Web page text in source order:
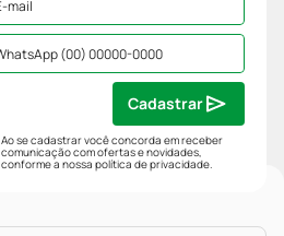
Ao se cadastrar você concorda em receber
comunicação com ofertas e novidades,
conforme a nossapolítica de privacidade.
Cadastrar